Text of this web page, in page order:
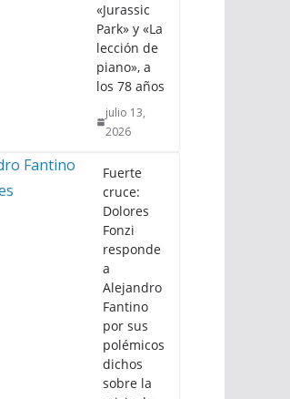
«Jurassic
Park» y «La
lección de
piano», a
los 78 años
julio 13,
2026
Fuerte
cruce:
Dolores
Fonzi
responde
a
Alejandro
Fantino
por sus
polémicos
dichos
sobre la